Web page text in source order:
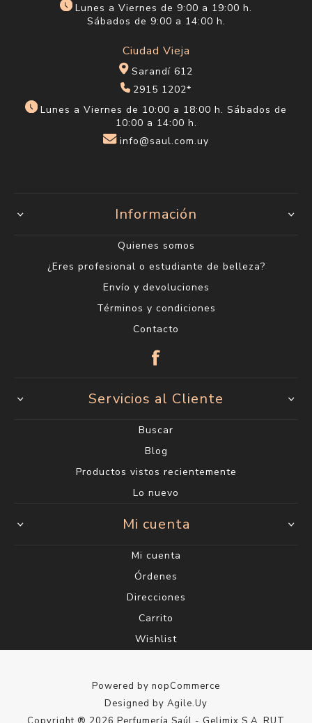
Lunes a Viernes de 9:00 a 19:00 h.
Sábados de 9:00 a 14:00 h.
Ciudad Vieja
Sarandí 612
2915 1202*
Lunes a Viernes de 10:00 a 18:00 h. Sábados de
10:00 a 14:00 h.
info@saul.com.uy
Información
Quienes somos
¿Eres profesional o estudiante de belleza?
Envío y devoluciones
Términos y condiciones
Contacto
Servicios al Cliente
Buscar
Blog
Productos vistos recientemente
Lo nuevo
Mi cuenta
Mi cuenta
Órdenes
Direcciones
Carrito
Wishlist
Powered by nopCommerce
Designed by Agile.Uy